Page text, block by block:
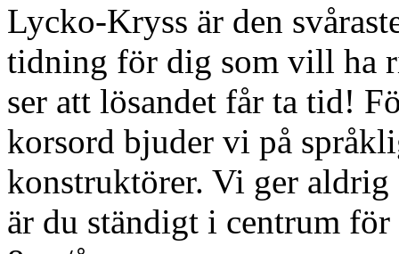
Lycko-Kryss är den
tidning för dig som vill ha
ser att lösandet får ta tid!
korsord bjuder vi på
konstruktörer. Vi ger
är du ständigt i centrum